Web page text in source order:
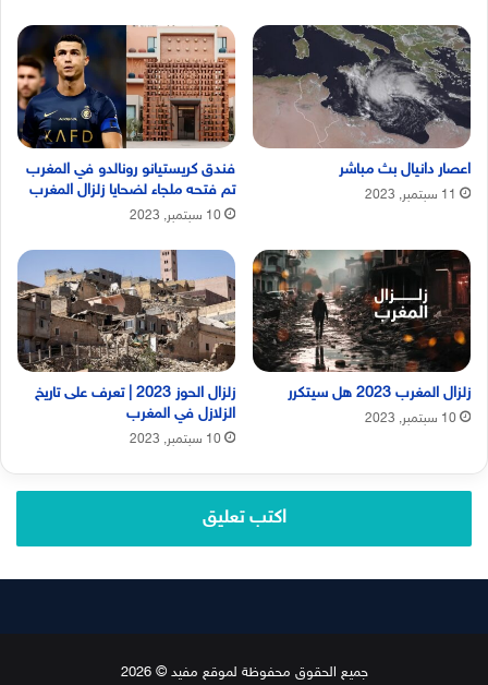
اعصار دانيال بث مباشر
11 سبتمبر, 2023
فندق كريستيانو رونالدو في المغرب
تم فتحه ملجاء لضحايا زلزال المغرب
10 سبتمبر, 2023
زلزال المغرب 2023 هل سيتكرر
10 سبتمبر, 2023
زلزال الحوز 2023 | تعرف على تاريخ
الزلازل في المغرب
10 سبتمبر, 2023
اكتب تعليق
جميع الحقوق محفوظة لموقع مفيد © 2026